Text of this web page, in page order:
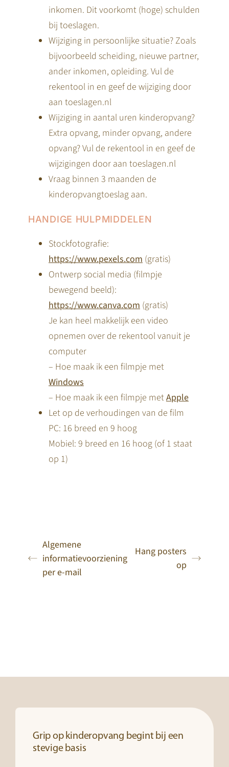
inkomen. Dit voorkomt (hoge) schulden
bij toeslagen.
Wijziging in persoonlijke situatie? Zoals
bijvoorbeeld scheiding, nieuwe partner,
ander inkomen, opleiding. Vul de
rekentool in en geef de wijziging door
aan toeslagen.nl
Wijziging in aantal uren kinderopvang?
Extra opvang, minder opvang, andere
opvang? Vul de rekentool in en geef de
wijzigingen door aan toeslagen.nl
Vraag binnen 3 maanden de
kinderopvangtoeslag aan.
HANDIGE HULPMIDDELEN
Stockfotografie:
https://www.pexels.com (gratis)
Ontwerp social media (filmpje
bewegend beeld):
https://www.canva.com (gratis)
Je kan heel makkelijk een video
opnemen over de rekentool vanuit je
computer
– Hoe maak ik een filmpje met
Windows
– Hoe maak ik een filmpje metApple
Let op de verhoudingen van de film
PC: 16 breed en 9 hoog
Mobiel: 9 breed en 16 hoog (of 1 staat
op 1)
Algemene
informatievoorziening
per e-mail
Hang posters
op
Grip op kinderopvang begint bij een
stevige basis